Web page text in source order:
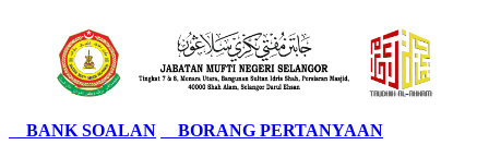
BANK SOALAN BORANG PERTANYAAN